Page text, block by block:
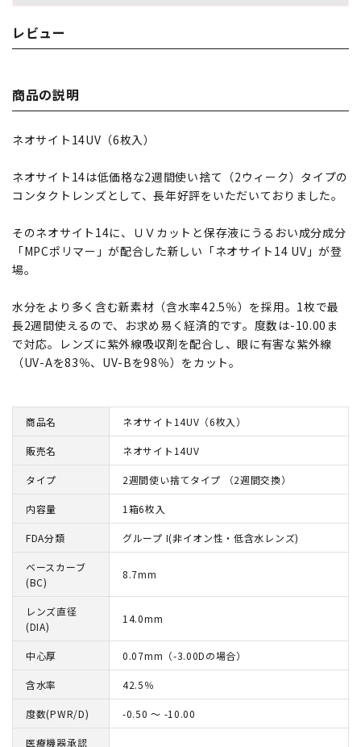
レビュー
商品の説明
ネオサイト14UV（6枚入）
ネオサイト14は低価格な2週間使い捨て（2ウィーク）タイプの
コンタクトレンズとして、長年好評をいただいておりました。
そのネオサイト14に、ＵＶカットと保存液にうるおい成分成分
「MPCポリマー」が配合した新しい「ネオサイト14 UV」が登
場。
水分をより多く含む新素材（含水率42.5％）を採用。1枚で最
長2週間使えるので、お求め易く経済的です。度数は-10.00ま
で対応。レンズに紫外線吸収剤を配合し、眼に有害な紫外線
（UV-Aを83％、UV-Bを98％）をカット。
商品名 ネオサイト14UV（6枚入）
販売名 ネオサイト14UV
タイプ 2週間使い捨てタイプ （2週間交換）
内容量 1箱6枚入
FDA分類 グループ I(非イオン性・低含水レンズ)
ベースカーブ
(BC)
8.7mm
レンズ直径
(DIA)
14.0mm
中心厚 0.07mm（-3.00Dの場合）
含水率 42.5％
度数(PWR/D) -0.50 ～ -10.00
医療機器承認